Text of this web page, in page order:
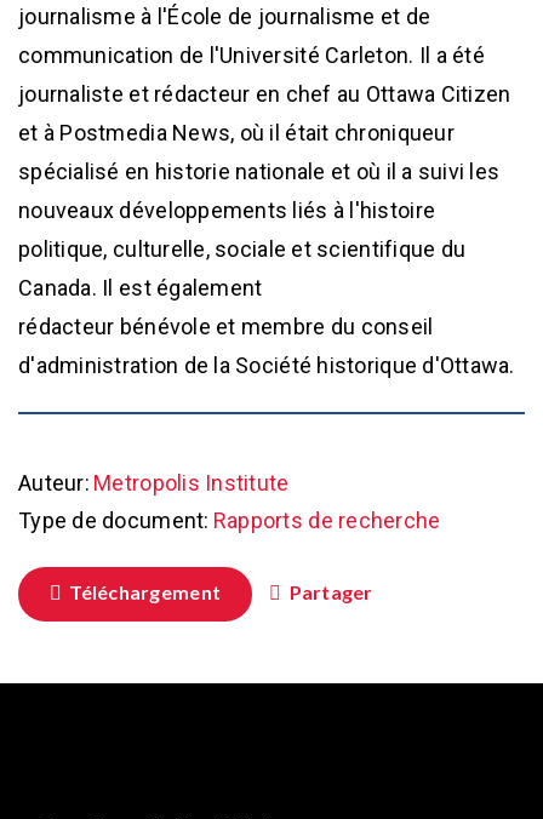
journalisme à l'École de journalisme et de
communication de l'Université Carleton. Il a été
journaliste et rédacteur en chef au Ottawa Citizen
et à Postmedia News, où il était chroniqueur
spécialisé en historie nationale et où il a suivi les
nouveaux développements liés à l'histoire
politique, culturelle, sociale et scientifique du
Canada. Il est également
rédacteur bénévole et membre du conseil
d'administration de la Société historique d'Ottawa.
Auteur: Metropolis Institute
Type de document: Rapports de recherche
Téléchargement Partager